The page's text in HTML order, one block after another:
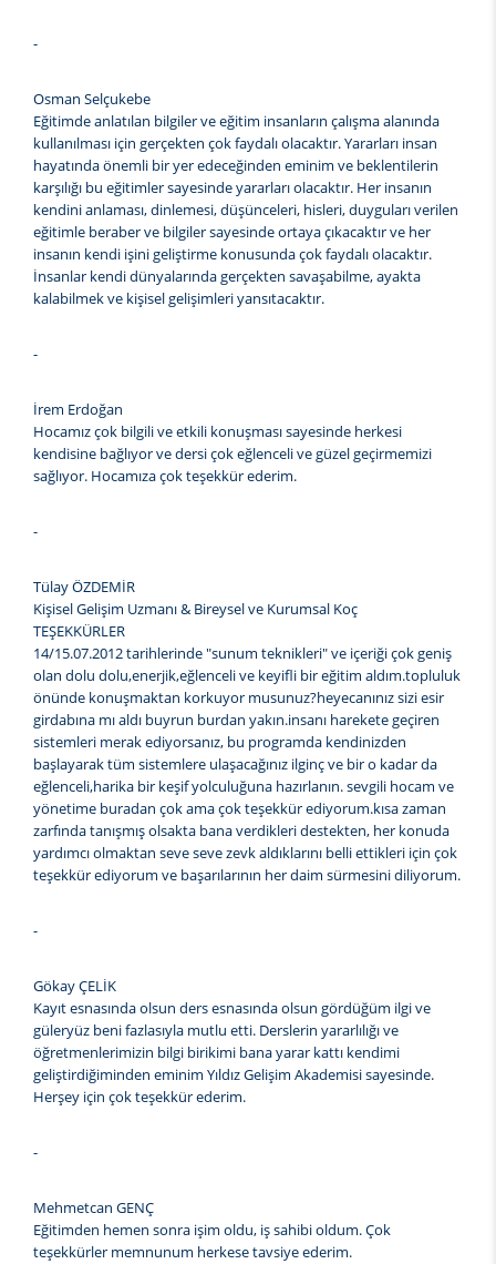
-
Osman Selçukebe
Eğitimde anlatılan bilgiler ve eğitim insanların çalışma alanında
kullanılması için gerçekten çok faydalı olacaktır. Yararları insan
hayatında önemli bir yer edeceğinden eminim ve beklentilerin
karşılığı bu eğitimler sayesinde yararları olacaktır. Her insanın
kendini anlaması, dinlemesi, düşünceleri, hisleri, duyguları verilen
eğitimle beraber ve bilgiler sayesinde ortaya çıkacaktır ve her
insanın kendi işini geliştirme konusunda çok faydalı olacaktır.
İnsanlar kendi dünyalarında gerçekten savaşabilme, ayakta
kalabilmek ve kişisel gelişimleri yansıtacaktır.
-
İrem Erdoğan
Hocamız çok bilgili ve etkili konuşması sayesinde herkesi
kendisine bağlıyor ve dersi çok eğlenceli ve güzel geçirmemizi
sağlıyor. Hocamıza çok teşekkür ederim.
-
Tülay ÖZDEMİR
Kişisel Gelişim Uzmanı & Bireysel ve Kurumsal Koç
TEŞEKKÜRLER
14/15.07.2012 tarihlerinde "sunum teknikleri" ve içeriği çok geniş
olan dolu dolu,enerjik,eğlenceli ve keyifli bir eğitim aldım.topluluk
önünde konuşmaktan korkuyor musunuz?heyecanınız sizi esir
girdabına mı aldı buyrun burdan yakın.insanı harekete geçiren
sistemleri merak ediyorsanız, bu programda kendinizden
başlayarak tüm sistemlere ulaşacağınız ilginç ve bir o kadar da
eğlenceli,harika bir keşif yolculuğuna hazırlanın. sevgili hocam ve
yönetime buradan çok ama çok teşekkür ediyorum.kısa zaman
zarfında tanışmış olsakta bana verdikleri destekten, her konuda
yardımcı olmaktan seve seve zevk aldıklarını belli ettikleri için çok
teşekkür ediyorum ve başarılarının her daim sürmesini diliyorum.
-
Gökay ÇELİK
Kayıt esnasında olsun ders esnasında olsun gördüğüm ilgi ve
güleryüz beni fazlasıyla mutlu etti. Derslerin yararlılığı ve
öğretmenlerimizin bilgi birikimi bana yarar kattı kendimi
geliştirdiğiminden eminim Yıldız Gelişim Akademisi sayesinde.
Herşey için çok teşekkür ederim.
-
Mehmetcan GENÇ
Eğitimden hemen sonra işim oldu, iş sahibi oldum. Çok
teşekkürler memnunum herkese tavsiye ederim.